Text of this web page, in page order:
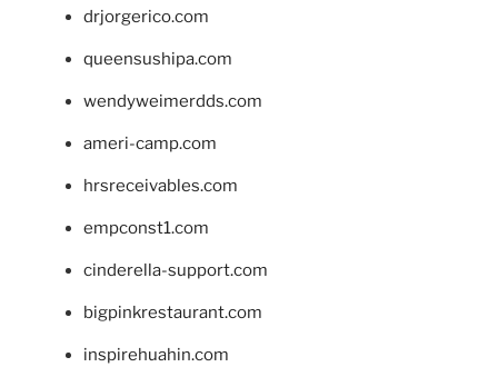
drjorgerico.com
queensushipa.com
wendyweimerdds.com
ameri-camp.com
hrsreceivables.com
empconst1.com
cinderella-support.com
bigpinkrestaurant.com
inspirehuahin.com